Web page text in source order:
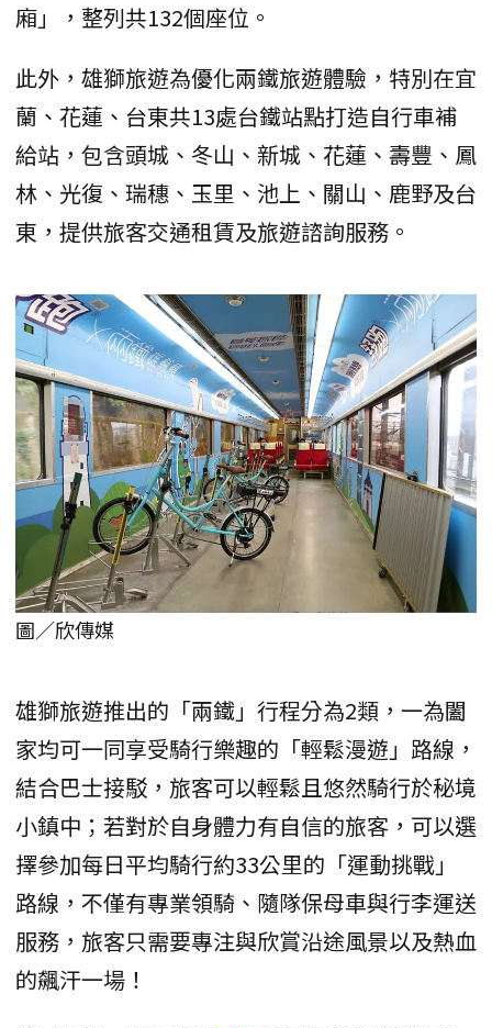
廂」，整列共132個座位。
此外，雄獅旅遊為優化兩鐵旅遊體驗，特別在宜
蘭、花蓮、台東共13處台鐵站點打造自行車補
給站，包含頭城、冬山、新城、花蓮、壽豐、鳳
林、光復、瑞穗、玉里、池上、關山、鹿野及台
東，提供旅客交通租賃及旅遊諮詢服務。
圖／欣傳媒
雄獅旅遊推出的「兩鐵」行程分為2類，一為闔
家均可一同享受騎行樂趣的「輕鬆漫遊」路線，
結合巴士接駁，旅客可以輕鬆且悠然騎行於秘境
小鎮中；若對於自身體力有自信的旅客，可以選
擇參加每日平均騎行約33公里的「運動挑戰」
路線，不僅有專業領騎、隨隊保母車與行李運送
服務，旅客只需要專注與欣賞沿途風景以及熱血
的飆汗一場！